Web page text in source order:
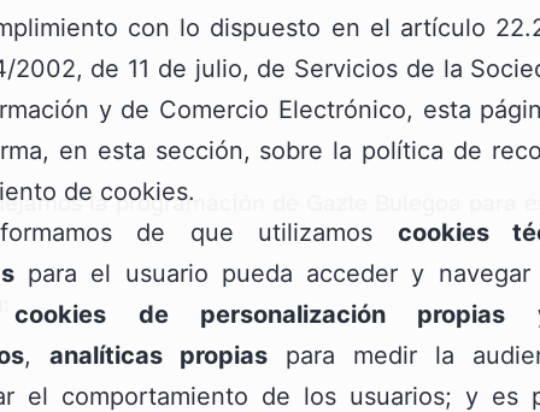
la programación de Gazte Bulegoa para
con lo dispuesto en el artículo
2002, de 11 de julio, de Servicios de la
y de Comercio Electrónico, esta
en esta sección, sobre la política de
de cookies.
de que utilizamos cookies
para el usuario pueda acceder y
cookies de personalización
, analíticas propias para medir la
el comportamiento de los usuarios; y es